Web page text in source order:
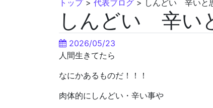
トップ> 代表ブログ > しんどい 辛いと
しんどい 辛い
2026/05/23
人間生きてたら
なにかあるものだ！！！
肉体的にしんどい・辛い事や